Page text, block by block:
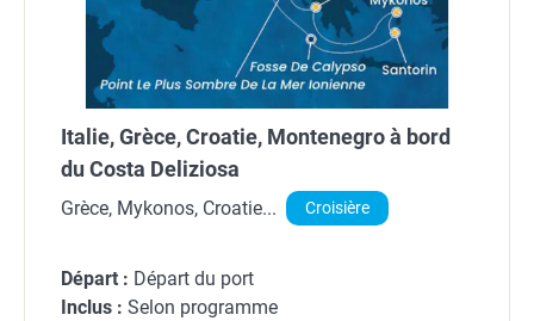
Italie, Grèce, Croatie, Montenegro à bord
du Costa Deliziosa
Grèce, Mykonos, Croatie... Croisière
Départ : Départ du port
Inclus : Selon programme